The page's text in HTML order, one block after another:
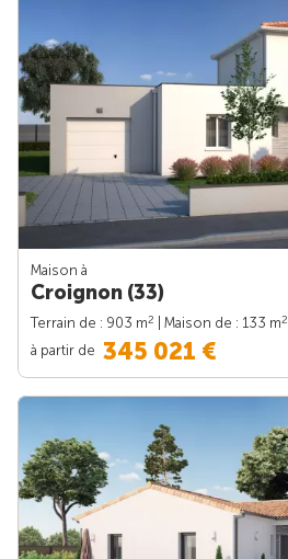
Maison à
Croignon (33)
Terrain de : 903 m2 | Maison de : 133 m2
à partir de 345 021 €